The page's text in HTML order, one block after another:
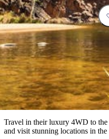
目
的
地
內
陸
和
戶
外
必
玩
活
動
旅
客
類
型
推
薦
榜
單
預
訂
實
用
資
訊
Travel in their luxury 4WD to
and visit stunning locations in